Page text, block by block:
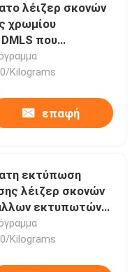
μετάλλων
λέιζερ σκονών
χρωμίου
που
τη σκόνη
CoCr
Kilograms
επαφή
εκτύπωση
λέιζερ σκονών
εκτυπωτών
RITON C01
Kilograms